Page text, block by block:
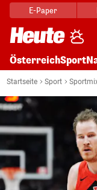
E-Paper
ÖsterreichSport
Startseite Sport